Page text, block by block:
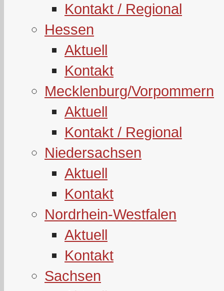
Kontakt / Regional
Hessen
Aktuell
Kontakt
Mecklenburg/Vorpommern
Aktuell
Kontakt / Regional
Niedersachsen
Aktuell
Kontakt
Nordrhein-Westfalen
Aktuell
Kontakt
Sachsen